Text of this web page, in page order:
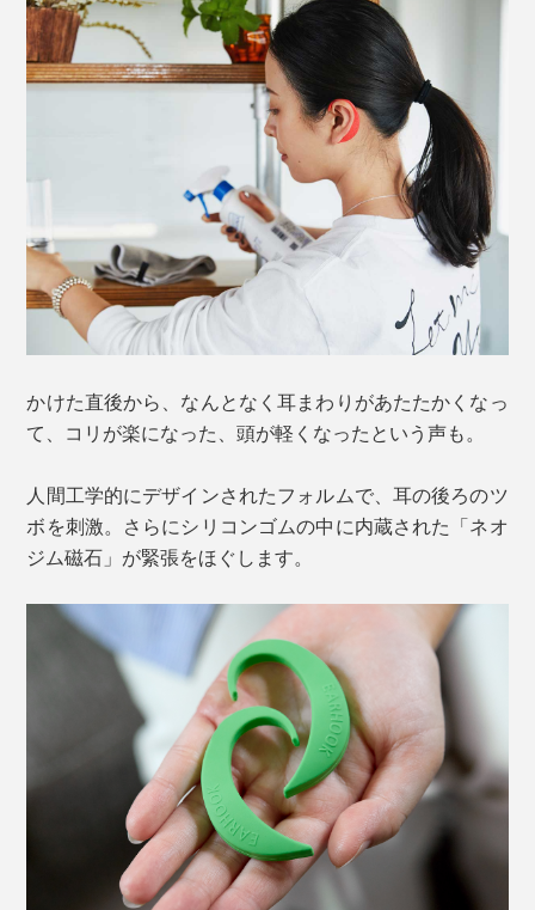
かけた直後から、なんとなく耳まわりがあたたかくなっ
て、コリが楽になった、頭が軽くなったという声も。
人間工学的にデザインされたフォルムで、耳の後ろのツ
ボを刺激。さらにシリコンゴムの中に内蔵された「ネオ
ジム磁石」が緊張をほぐします。